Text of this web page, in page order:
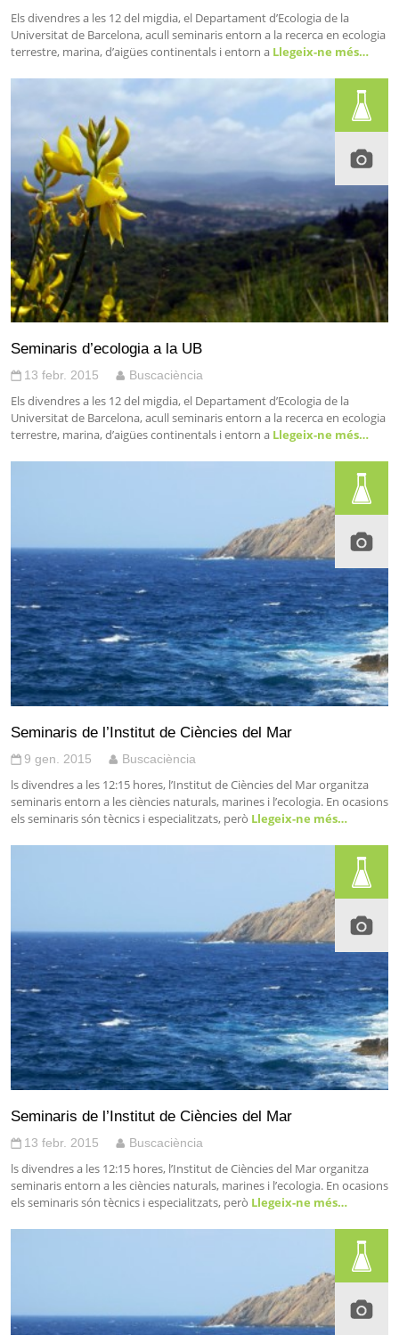
Els divendres a les 12 del migdia, el Departament d’Ecologia de la
Universitat de Barcelona, acull seminaris entorn a la recerca en ecologia
terrestre, marina, d’aigües continentals i entorn a Llegeix-ne més…
Seminaris d’ecologia a la UB
13 febr. 2015 Buscaciència
Els divendres a les 12 del migdia, el Departament d’Ecologia de la
Universitat de Barcelona, acull seminaris entorn a la recerca en ecologia
terrestre, marina, d’aigües continentals i entorn a Llegeix-ne més…
Seminaris de l’Institut de Ciències del Mar
9 gen. 2015 Buscaciència
ls divendres a les 12:15 hores, l’Institut de Ciències del Mar organitza
seminaris entorn a les ciències naturals, marines i l’ecologia. En ocasions
els seminaris són tècnics i especialitzats, però Llegeix-ne més…
Seminaris de l’Institut de Ciències del Mar
13 febr. 2015 Buscaciència
ls divendres a les 12:15 hores, l’Institut de Ciències del Mar organitza
seminaris entorn a les ciències naturals, marines i l’ecologia. En ocasions
els seminaris són tècnics i especialitzats, però Llegeix-ne més…